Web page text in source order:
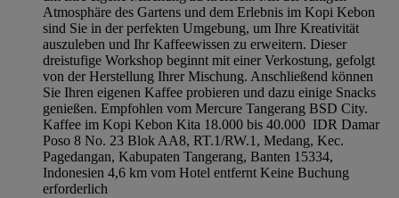
Atmosphäre des Gartens und dem Erlebnis im Kopi Kebon
sind Sie in der perfekten Umgebung, um Ihre Kreativität
auszuleben und Ihr Kaffeewissen zu erweitern. Dieser
dreistufige Workshop beginnt mit einer Verkostung, gefolgt
von der Herstellung Ihrer Mischung. Anschließend können
Sie Ihren eigenen Kaffee probieren und dazu einige Snacks
genießen. Empfohlen vom Mercure Tangerang BSD City.
Kaffee im Kopi Kebon Kita 18.000 bis 40.000 IDR Damar
Poso 8 No. 23 Blok AA8, RT.1/RW.1, Medang, Kec.
Pagedangan, Kabupaten Tangerang, Banten 15334,
Indonesien 4,6 km vom Hotel entfernt Keine Buchung
erforderlich